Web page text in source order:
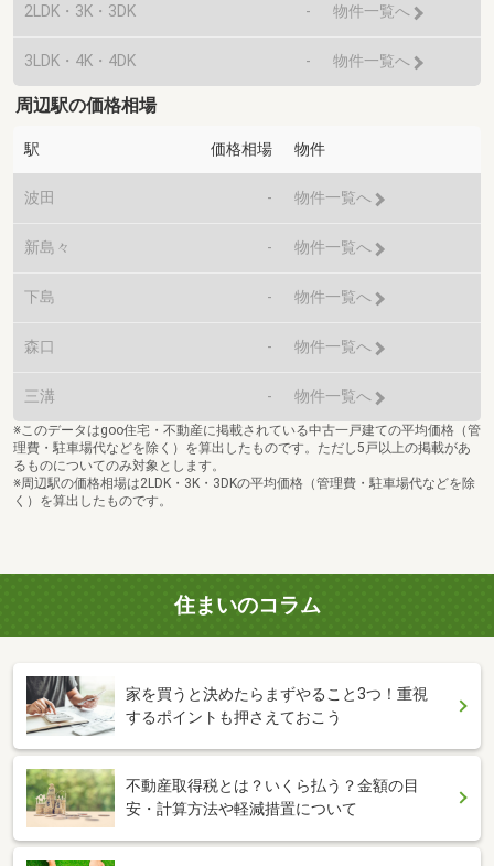
2LDK・3K・3DK - 物件一覧へ
3LDK・4K・4DK - 物件一覧へ
周辺駅の価格相場
駅 価格相場 物件
波田 - 物件一覧へ
新島々 - 物件一覧へ
下島 - 物件一覧へ
森口 - 物件一覧へ
三溝 - 物件一覧へ
※このデータはgoo住宅・不動産に掲載されている中古一戸建ての平均価格（管
理費・駐車場代などを除く）を算出したものです。ただし5戸以上の掲載があ
るものについてのみ対象とします。
※周辺駅の価格相場は2LDK・3K・3DKの平均価格（管理費・駐車場代などを除
く）を算出したものです。
住まいのコラム
家を買うと決めたらまずやること3つ！重視
するポイントも押さえておこう
不動産取得税とは？いくら払う？金額の目
安・計算方法や軽減措置について